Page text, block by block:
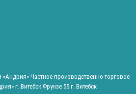
«Андрия» Частное производственно-торговое
г. Витебск Фрунзе 55 г. Витебск